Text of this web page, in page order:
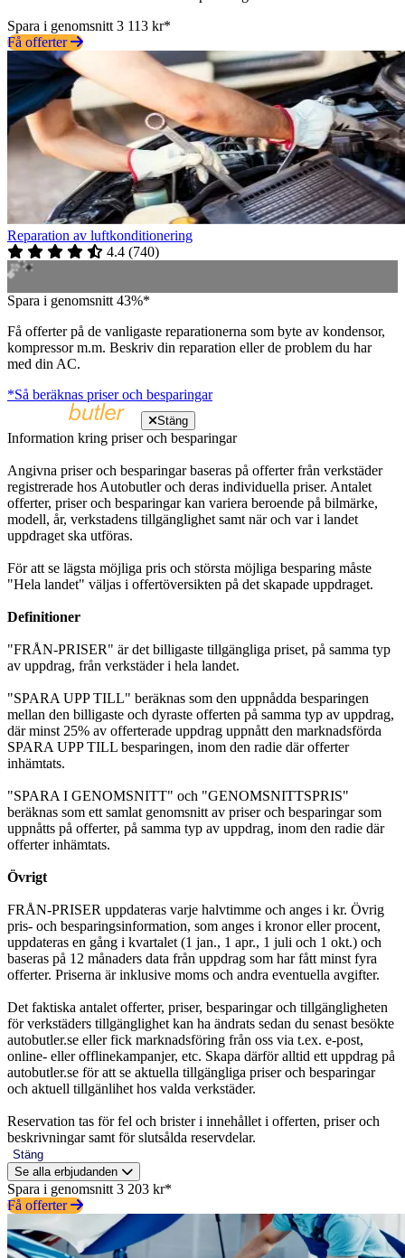
Spara i genomsnitt 3 113 kr*
Få offerter
Reparation av luftkonditionering
4.4 (740)
Spara i genomsnitt 43%*
Få offerter på de vanligaste reparationerna som byte av kondensor,
kompressor m.m. Beskriv din reparation eller de problem du har
med din AC.
*Så beräknas priser och besparingar
Stäng
Information kring priser och besparingar
Angivna priser och besparingar baseras på offerter från verkstäder
registrerade hos Autobutler och deras individuella priser. Antalet
offerter, priser och besparingar kan variera beroende på bilmärke,
modell, år, verkstadens tillgänglighet samt när och var i landet
uppdraget ska utföras.
För att se lägsta möjliga pris och största möjliga besparing måste
"Hela landet" väljas i offertöversikten på det skapade uppdraget.
Definitioner
"FRÅN-PRISER" är det billigaste tillgängliga priset, på samma typ
av uppdrag, från verkstäder i hela landet.
"SPARA UPP TILL" beräknas som den uppnådda besparingen
mellan den billigaste och dyraste offerten på samma typ av uppdrag,
där minst 25% av offerterade uppdrag uppnått den marknadsförda
SPARA UPP TILL besparingen, inom den radie där offerter
inhämtats.
"SPARA I GENOMSNITT" och "GENOMSNITTSPRIS"
beräknas som ett samlat genomsnitt av priser och besparingar som
uppnåtts på offerter, på samma typ av uppdrag, inom den radie där
offerter inhämtats.
Övrigt
FRÅN-PRISER uppdateras varje halvtimme och anges i kr. Övrig
pris- och besparingsinformation, som anges i kronor eller procent,
uppdateras en gång i kvartalet (1 jan., 1 apr., 1 juli och 1 okt.) och
baseras på 12 månaders data från uppdrag som har fått minst fyra
offerter. Priserna är inklusive moms och andra eventuella avgifter.
Det faktiska antalet offerter, priser, besparingar och tillgängligheten
för verkstäders tillgänglighet kan ha ändrats sedan du senast besökte
autobutler.se eller fick marknadsföring från oss via t.ex. e-post,
online- eller offlinekampanjer, etc. Skapa därför alltid ett uppdrag på
autobutler.se för att se aktuella tillgängliga priser och besparingar
och aktuell tillgänlihet hos valda verkstäder.
Reservation tas för fel och brister i innehållet i offerten, priser och
beskrivningar samt för slutsålda reservdelar.
Stäng
Se alla erbjudanden
Spara i genomsnitt 3 203 kr*
Få offerter